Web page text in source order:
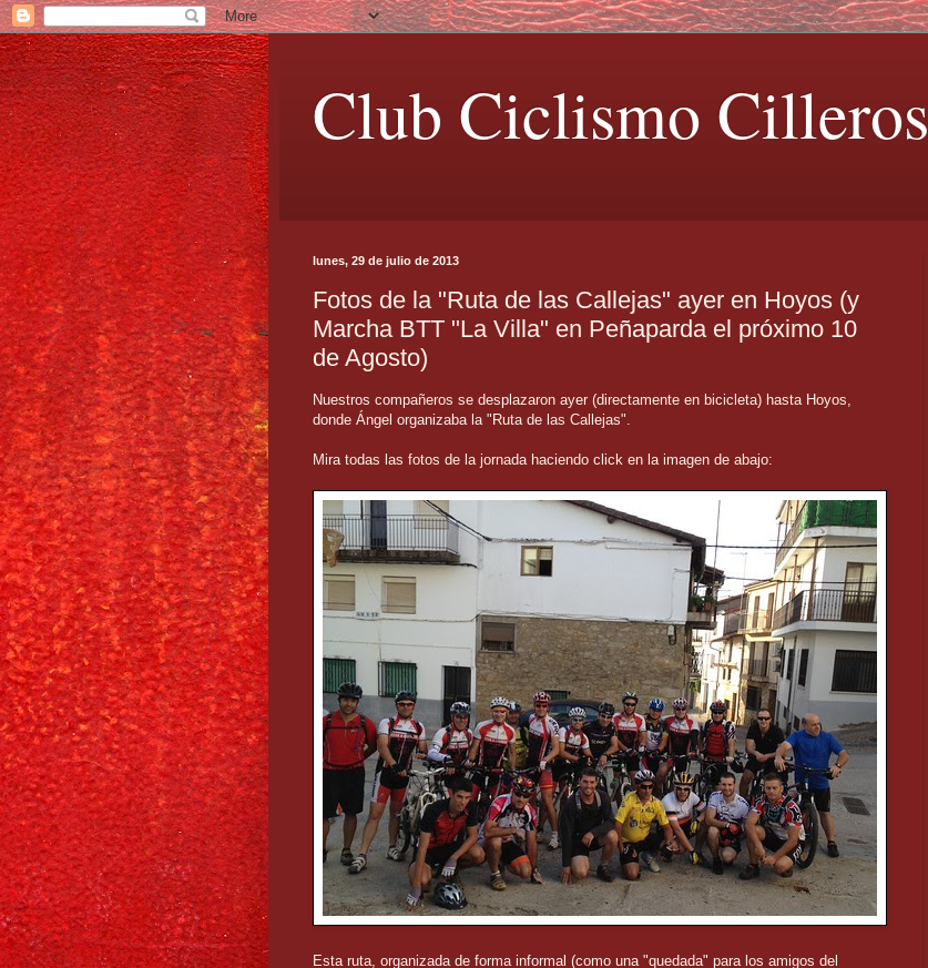
Club Ciclismo Cilleros
lunes, 29 de julio de 2013
Fotos de la "Ruta de las Callejas" ayer en Hoyos (y
Marcha BTT "La Villa" en Peñaparda el próximo 10
de Agosto)
Nuestros compañeros se desplazaron ayer (directamente en bicicleta) hasta Hoyos,
donde Ángel organizaba la "Ruta de las Callejas".
Mira todas las fotos de la jornada haciendo click en la imagen de abajo:
Esta ruta, organizada de forma informal (como una "quedada" para los amigos del